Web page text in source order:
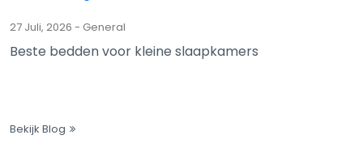
27 Juli, 2026 - General
Beste bedden voor kleine slaapkamers
Bekijk Blog